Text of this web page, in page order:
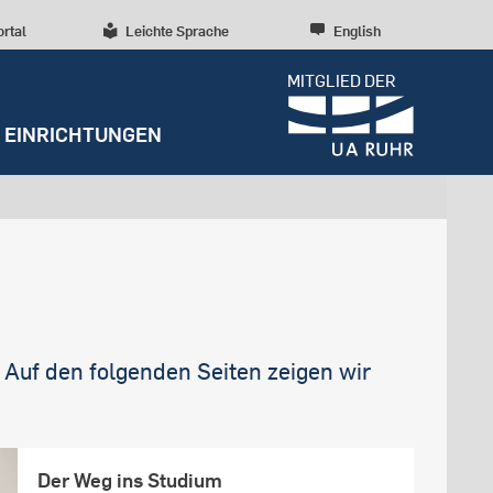
Leichte Sprache English
MITGLIED DER
Redaktion
Campusentwicklung
EINRICHTUNGEN
den folgenden Seiten zeigen wir
Der Weg ins Studium